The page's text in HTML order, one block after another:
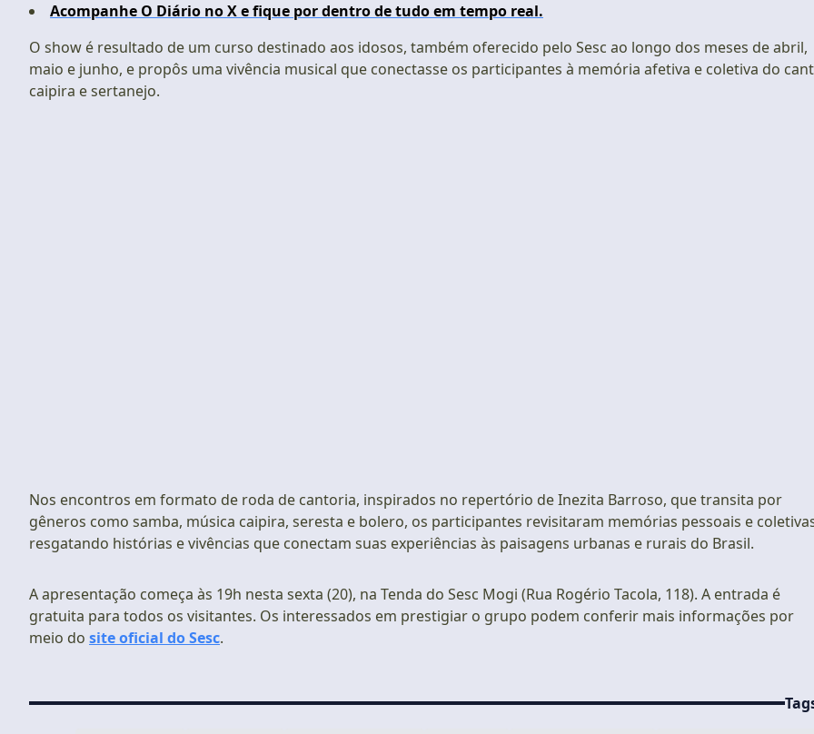
Acompanhe O Diário no X e fique por dentro de tudo em tempo real.
O show é resultado de um curso destinado aos idosos, também oferecido pelo Sesc ao longo dos meses de abril,
maio e junho, e propôs uma vivência musical que conectasse os participantes à memória afetiva e coletiva do
caipira e sertanejo.
Nos encontros em formato de roda de cantoria, inspirados no repertório de Inezita Barroso, que transita por
gêneros como samba, música caipira, seresta e bolero, os participantes revisitaram memórias pessoais e
resgatando histórias e vivências que conectam suas experiências às paisagens urbanas e rurais do Brasil.
A apresentação começa às 19h nesta sexta (20), na Tenda do Sesc Mogi (Rua Rogério Tacola, 118). A entrada é
gratuita para todos os visitantes. Os interessados em prestigiar o grupo podem conferir mais informações por
meio do site oficial do Sesc.